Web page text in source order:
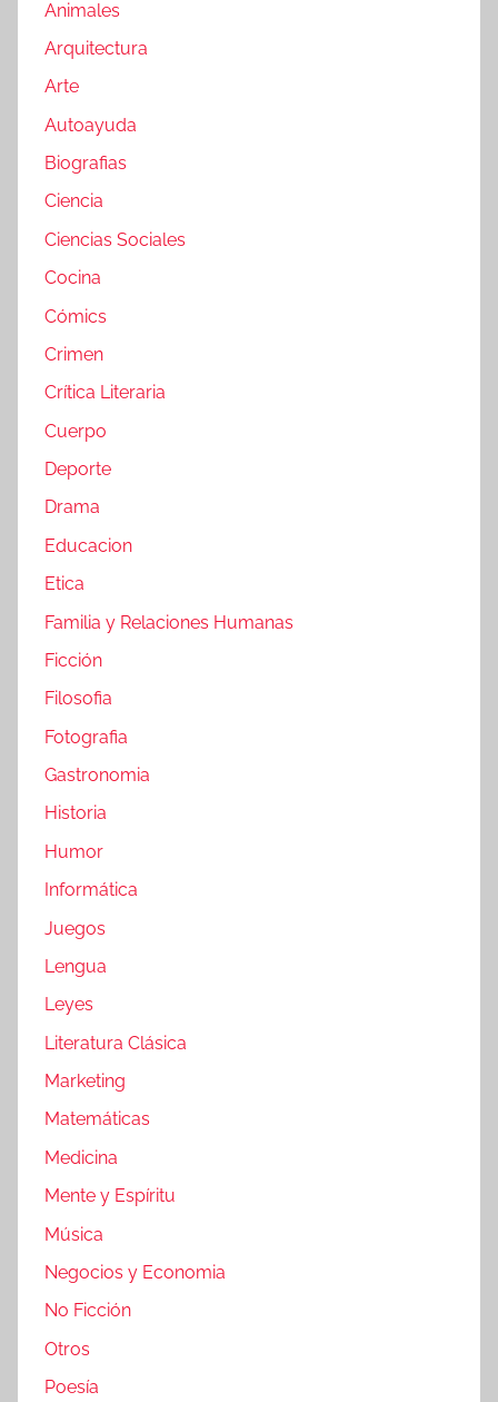
Animales
Arquitectura
Arte
Autoayuda
Biografias
Ciencia
Ciencias Sociales
Cocina
Cómics
Crimen
Crítica Literaria
Cuerpo
Deporte
Drama
Educacion
Etica
Familia y Relaciones Humanas
Ficción
Filosofia
Fotografia
Gastronomia
Historia
Humor
Informática
Juegos
Lengua
Leyes
Literatura Clásica
Marketing
Matemáticas
Medicina
Mente y Espíritu
Música
Negocios y Economia
No Ficción
Otros
Poesía